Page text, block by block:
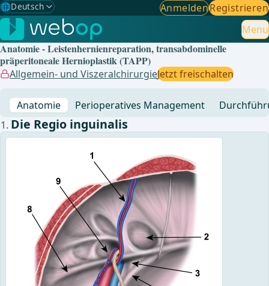
🌐Deutsch
Gewählte Sprache: Deutsch
🇩🇪 Deutsch ✓
🇬🇧English
🇪🇸Spanisch
🇧🇷Brasilianisch
AnmeldenRegistrieren
Menu
Anatomie - Leistenhernienreparation, transabdominelle
präperitoneale Hernioplastik (TAPP)
Allgemein- und ViszeralchirurgieJetzt freischalten
Anatomie Perioperatives Management
Die Regio inguinalis